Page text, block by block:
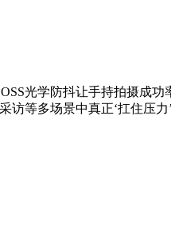
光学防抖让手持拍摄成功
等多场景中真正‘扛住压力